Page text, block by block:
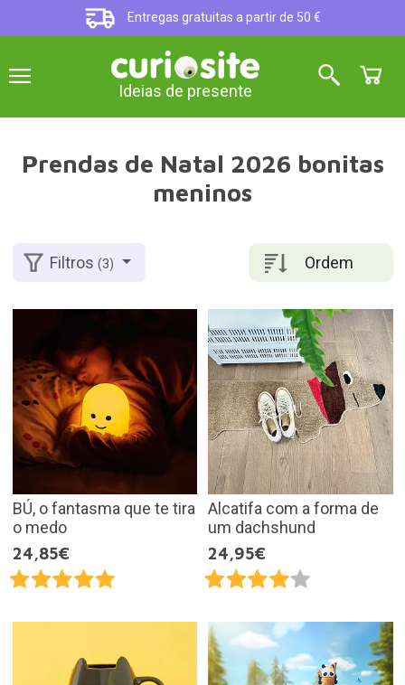
Entregas gratuitas a partir de 50 €
Ideias de presente
Prendas de Natal 2026 bonitas
meninos
Ordem
Filtros(3)
BÚ, o fantasma que te tira
o medo
24,85€
Alcatifa com a forma de
um dachshund
24,95€